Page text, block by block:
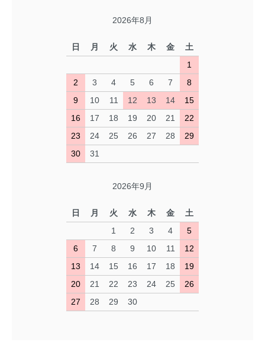
2026年8月
日 月 火 水 木 金
土
1
2
3 4 5 6 7
8
9
10 11 12 13 14
15
16
17 18 19 20 21
22
23
24 25 26 27 28
29
30
31
2026年9月
日 月 火 水 木 金
土
1
2 3 4
5
6
7 8 9 10 11
12
13
14 15 16 17 18
19
20
21 22 23 24 25
26
27
28 29 30